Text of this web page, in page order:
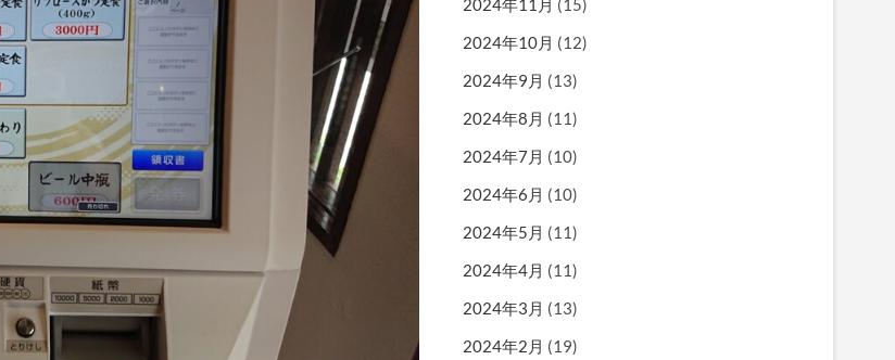
2024年11月 (15)
2024年10月 (12)
2024年9月 (13)
2024年8月 (11)
2024年7月 (10)
2024年6月 (10)
2024年5月 (11)
2024年4月 (11)
2024年3月 (13)
2024年2月 (19)